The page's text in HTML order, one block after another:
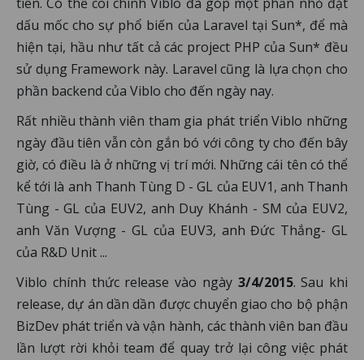
dấu mốc cho sự phổ biến của Laravel tại Sun*, để mà
hiện tại, hầu như tất cả các project PHP của Sun* đều
sử dụng Framework này. Laravel cũng là lựa chọn cho
phần backend của Viblo cho đến ngày nay.
Rất nhiều thành viên tham gia phát triển Viblo những
ngày đầu tiên vẫn còn gắn bó với công ty cho đến bây
giờ, có điều là ở những vị trí mới. Những cái tên có thể
kể tới là anh Thanh Tùng D - GL của EUV1, anh Thanh
Tùng - GL của EUV2, anh Duy Khánh - SM của EUV2,
anh Văn Vượng - GL của EUV3, anh Đức Thắng- GL
của R&D Unit ...
Viblo chính thức release vào ngày 3/4/2015. Sau khi
release, dự án dần dần được chuyển giao cho bộ phận
BizDev phát triển và vận hành, các thành viên ban đầu
lần lượt rời khỏi team để quay trở lại công việc phát